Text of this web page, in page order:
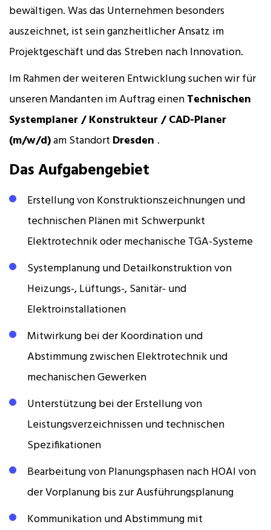
bewältigen. Was das Unternehmen besonders
auszeichnet, ist sein ganzheitlicher Ansatz im
Projektgeschäft und das Streben nach Innovation.
Im Rahmen der weiteren Entwicklung suchen wir für
unseren Mandanten im Auftrag einenTechnischen
Systemplaner/ Konstrukteur / CAD-Planer
(m/w/d)am Standort Dresden .
Das Aufgabengebiet
Erstellung von Konstruktionszeichnungen und
technischen Plänen mit Schwerpunkt
Elektrotechnik oder mechanische TGA-Systeme
Systemplanung und Detailkonstruktion von
Heizungs-, Lüftungs-, Sanitär- und
Elektroinstallationen
Mitwirkung bei der Koordination und
Abstimmung zwischen Elektrotechnik und
mechanischen Gewerken
Unterstützung bei der Erstellung von
Leistungsverzeichnissen und technischen
Spezifikationen
Bearbeitung von Planungsphasen nach HOAI von
der Vorplanung bis zur Ausführungsplanung
Kommunikation und Abstimmung mit